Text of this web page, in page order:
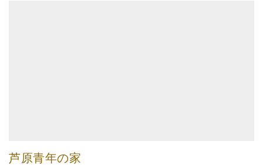
芦原青年の家